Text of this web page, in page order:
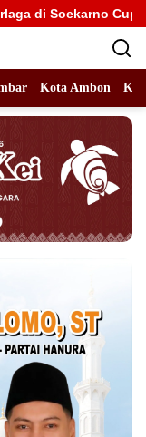
Cup U-17 Nasional
Kota Ambon